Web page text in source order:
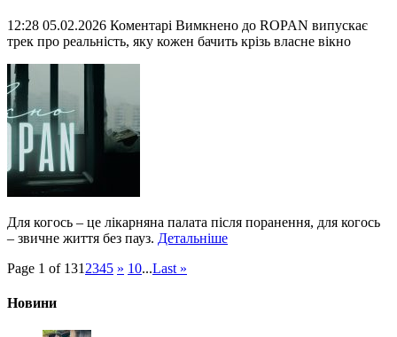
12:28 05.02.2026 Коментарі Вимкнено до ROPAN випускає
трек про реальність, яку кожен бачить крізь власне вікно
Для когось – це лікарняна палата після поранення, для когось
– звичне життя без пауз. Детальніше
Page 1 of 131 2345 » 10...Last »
Новини